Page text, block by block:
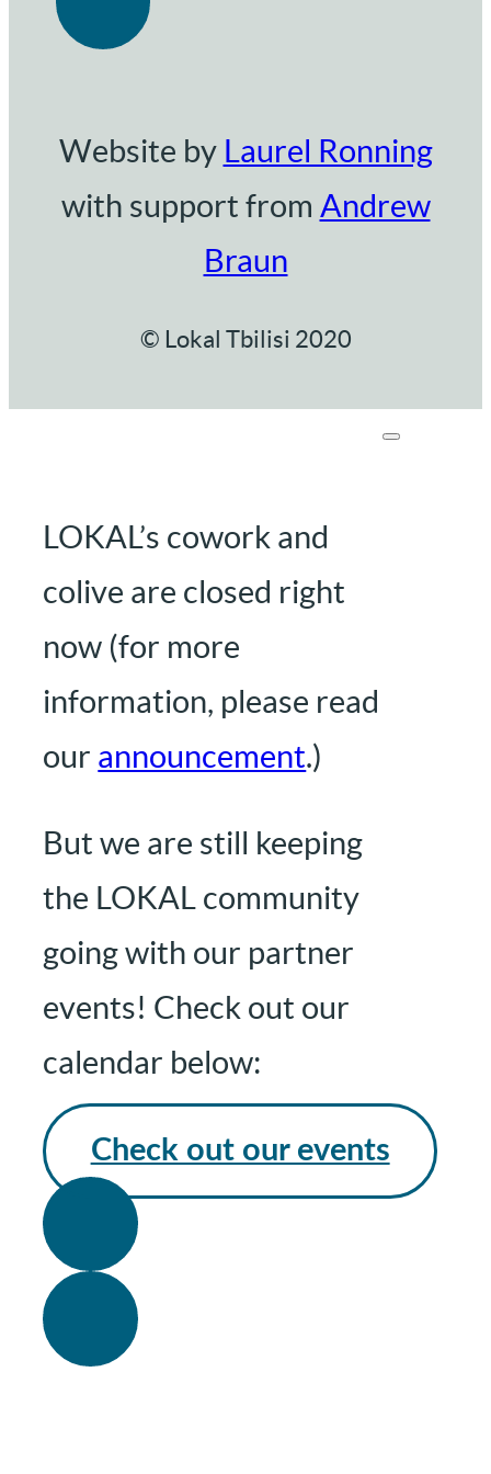
Website by Laurel Ronning
with support from Andrew
Braun
© Lokal Tbilisi 2020
LOKAL’s cowork and
colive are closed right
now (for more
information, please read
our announcement.)
But we are still keeping
the LOKAL community
going with our partner
events! Check out our
calendar below:
Check out our events